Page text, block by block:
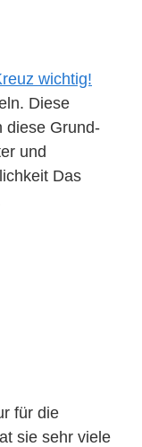
wichtig!
Diese
diese Grund-
und
Das
für die
sie sehr viele